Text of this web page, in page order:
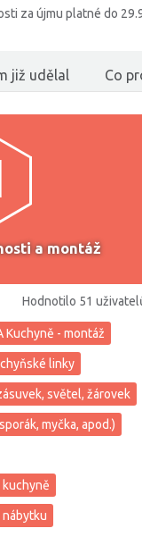
za újmu platné do
již udělal Co
a montáž
Hodnotilo 51
Kuchyně - montáž
linky
světel, žárovek
myčka, apod.)